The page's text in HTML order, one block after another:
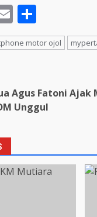
Email
motor ojol
Agus Fatoni Ajak
Unggul